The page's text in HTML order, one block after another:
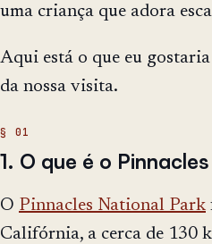
uma criança que adora
Aqui está o que eu
da nossa visita.
1. O que é o
O Pinnacles National Park
Califórnia, a cerca de 130